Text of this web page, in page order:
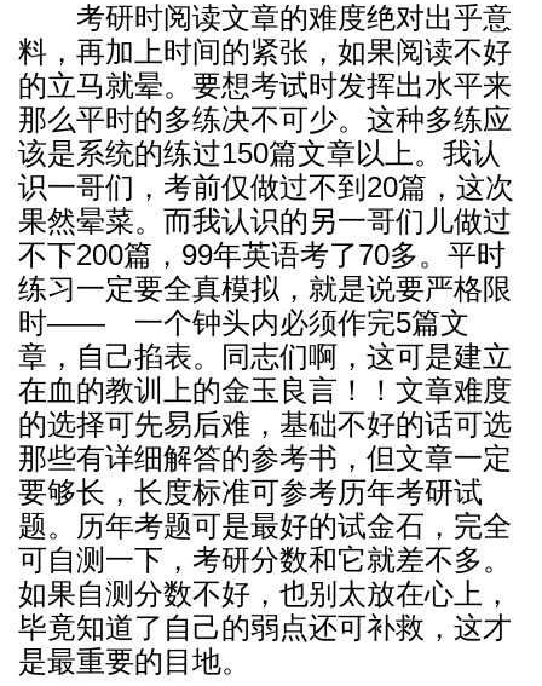
考研时阅读文章的难度绝对出乎意
料，再加上时间的紧张，如果阅读不好
的立马就晕。要想考试时发挥出水平来
那么平时的多练决不可少。这种多练应
该是系统的练过150篇文章以上。我认
识一哥们，考前仅做过不到20篇，这次
果然晕菜。而我认识的另一哥们儿做过
不下200篇，99年英语考了70多。平时
练习一定要全真模拟，就是说要严格限
时—— 一个钟头内必须作完5篇文
章，自己掐表。同志们啊，这可是建立
在血的教训上的金玉良言！！文章难度
的选择可先易后难，基础不好的话可选
那些有详细解答的参考书，但文章一定
要够长，长度标准可参考历年考研试
题。历年考题可是最好的试金石，完全
可自测一下，考研分数和它就差不多。
如果自测分数不好，也别太放在心上，
毕竟知道了自己的弱点还可补救，这才
是最重要的目地。